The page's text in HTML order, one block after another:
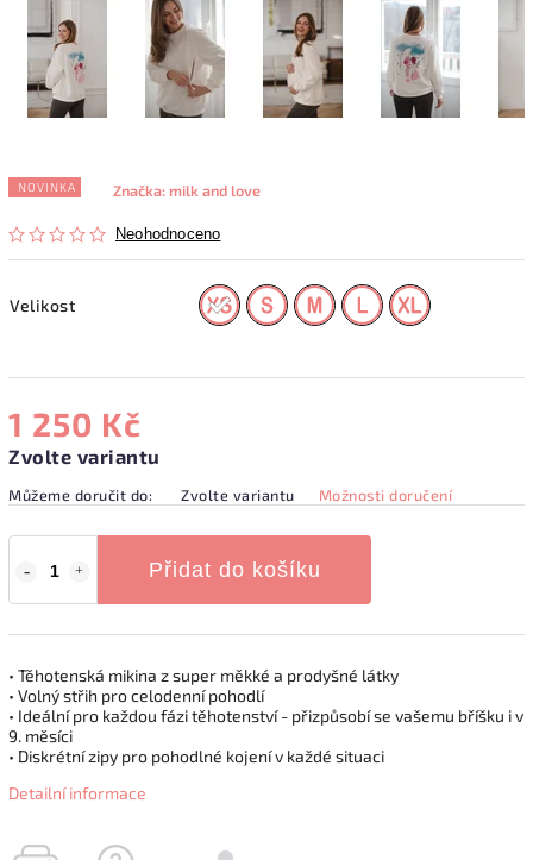
NOVINKA
Neohodnoceno
Značka: milk and love
Velikost
1 250 Kč
Zvolte variantu
Můžeme doručit do: Zvolte variantu Možnosti doručení
Přidat do košíku
• Těhotenská mikina z super měkké a prodyšné látky
• Volný střih pro celodenní pohodlí
• Ideální pro každou fázi těhotenství - přizpůsobí se vašemu bříšku i v
9. měsíci
• Diskrétní zipy pro pohodlné kojení v každé situaci
Detailní informace